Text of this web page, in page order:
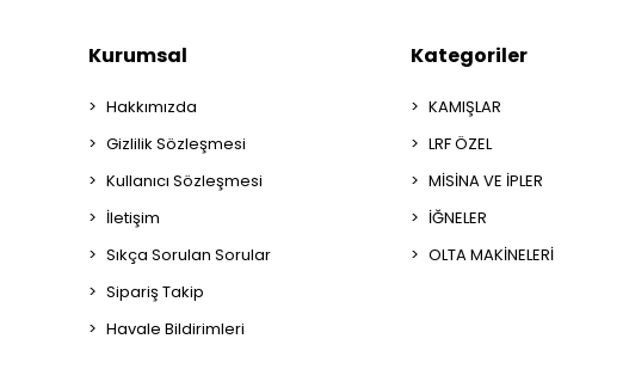
Kurumsal
Hakkımızda
Gizlilik Sözleşmesi
Kullanıcı Sözleşmesi
İletişim
Sıkça Sorulan Sorular
Sipariş Takip
Havale Bildirimleri
Kategoriler
KAMIŞLAR
LRF ÖZEL
MİSİNA VE İPLER
İĞNELER
OLTA MAKİNELERİ